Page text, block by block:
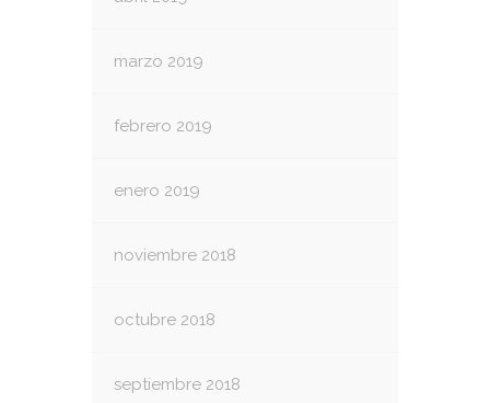
marzo 2019
febrero 2019
enero 2019
noviembre 2018
octubre 2018
septiembre 2018